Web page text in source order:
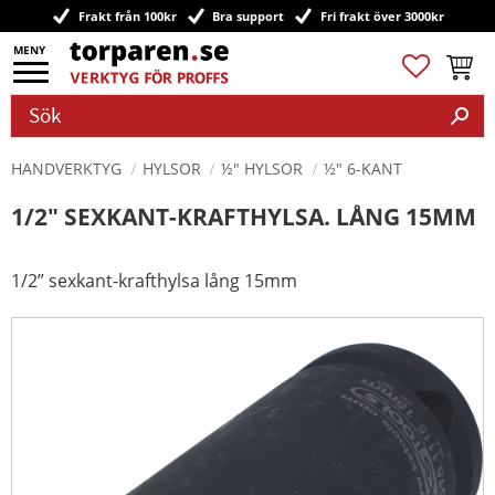
Meny
Frakt från 100kr Bra support Fri frakt över 3000kr
Favoriter
HANDVERKTYG HYLSOR ½" HYLSOR ½" 6-KANT
1/2" SEXKANT-KRAFTHYLSA. LÅNG 15MM
1/2” sexkant-krafthylsa lång 15mm